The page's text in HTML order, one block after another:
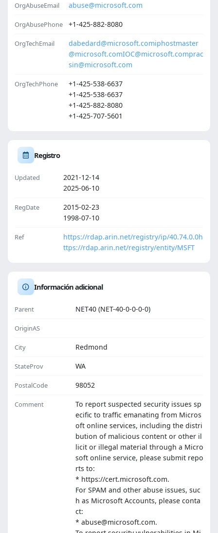
OrgAbuseEmail abuse@microsoft.com
OrgAbusePhone +1-425-882-8080
OrgTechEmail dabedard@microsoft.comiphostmaster
@microsoft.comIOC@microsoft.comprac
sin@microsoft.com
OrgTechPhone
+1-425-538-6637
+1-425-538-6637
+1-425-882-8080
+1-425-707-5601
Registro
Updated
2021-12-14
2025-06-10
RegDate
2015-02-23
1998-07-10
Ref https://rdap.arin.net/registry/ip/40.74.0.0h
ttps://rdap.arin.net/registry/entity/MSFT
Información adicional
Parent NET40 (NET-40-0-0-0-0)
OriginAS
City Redmond
StateProv WA
PostalCode 98052
Comment
To report suspected security issues sp
ecific to traffic emanating from Micros
oft online services, including the distri
bution of malicious content or other il
licit or illegal material through a Micro
soft online service, please submit repo
rts to:
* https://cert.microsoft.com.
For SPAM and other abuse issues, suc
h as Microsoft Accounts, please conta
ct:
* abuse@microsoft.com.